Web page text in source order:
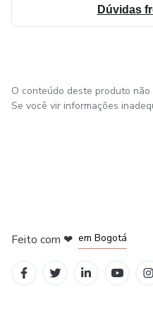
Ir à raiz.
Um processo estruturado
enquanto mulher e
Dúvidas
O conteúdo deste produto
Se você vir informações
Feito com ❤ em Bogotá